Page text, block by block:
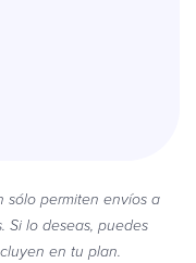
sólo permiten envíos a
Si lo deseas, puedes
en tu plan.